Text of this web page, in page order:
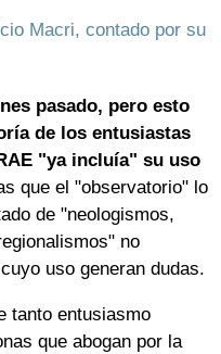
Macri, contado por su
pasado, pero esto
de los entusiastas
"ya incluía" su uso
que el "observatorio" lo
de "neologismos,
no
uso generan dudas.
tanto entusiasmo
que abogan por la